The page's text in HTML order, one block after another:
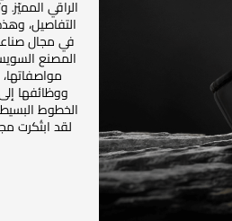
الراقي
التفاصيل،
في مجال
المصنع
ووظائفها
الخطوط
لقد ابتُكرت